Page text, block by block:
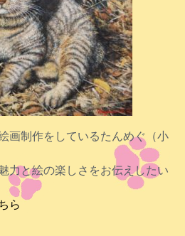
画制作をしているたんめぐ（小
力と絵の楽しさをお伝えしたい
ら